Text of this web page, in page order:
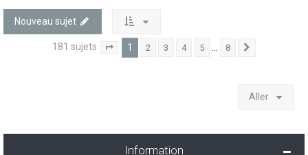
Nouveau sujet
181 sujets Page sur 8
1 2 3 4 5 8
Aller
Information